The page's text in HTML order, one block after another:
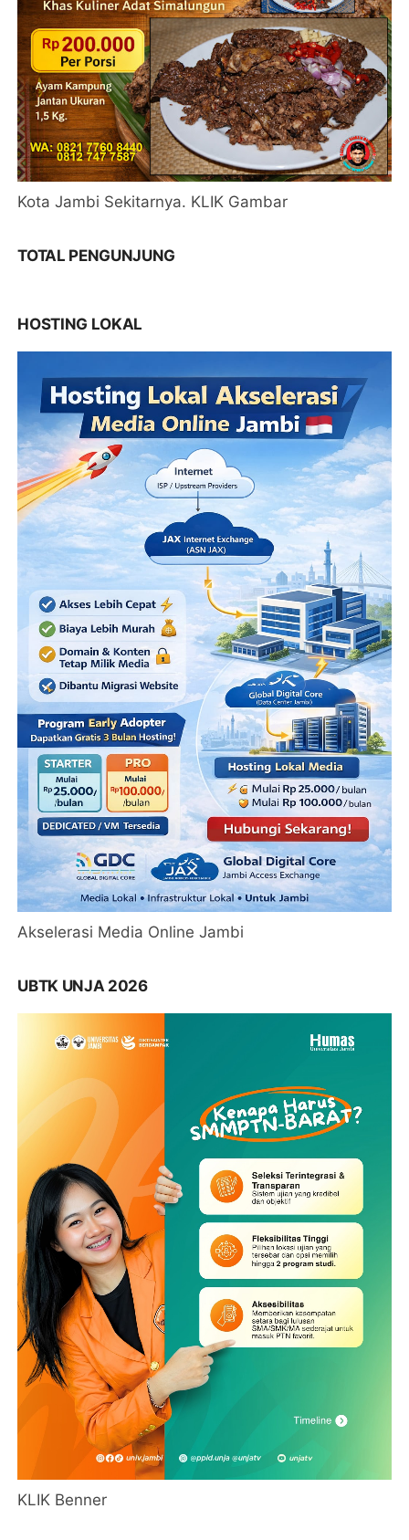
Kota Jambi Sekitarnya. KLIK Gambar
TOTAL PENGUNJUNG
HOSTING LOKAL
Akselerasi Media Online Jambi
UBTK UNJA 2026
KLIK Benner